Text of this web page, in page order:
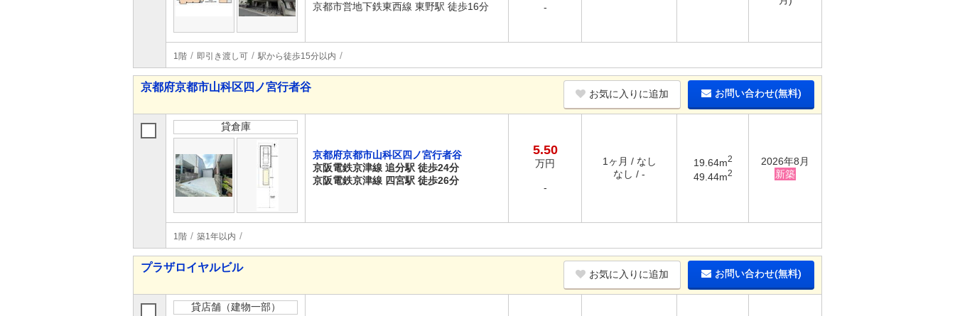
京都市営地下鉄東西線 東野駅 徒歩16分
-
1階 即引き渡し可 駅から徒歩15分以内
京都府京都市山科区四ノ宮行者谷
お気に入りに追加 お問い合わせ(無料)
貸倉庫
京都府京都市山科区四ノ宮行者谷
京阪電鉄京津線 追分駅 徒歩24分
京阪電鉄京津線 四宮駅 徒歩26分
5.50
万円
-
1ヶ月 / なし
なし / -
19.64m2
49.44m2
2026年8月
新築
1階 築1年以内
プラザロイヤルビル
お気に入りに追加 お問い合わせ(無料)
貸店舗（建物一部）